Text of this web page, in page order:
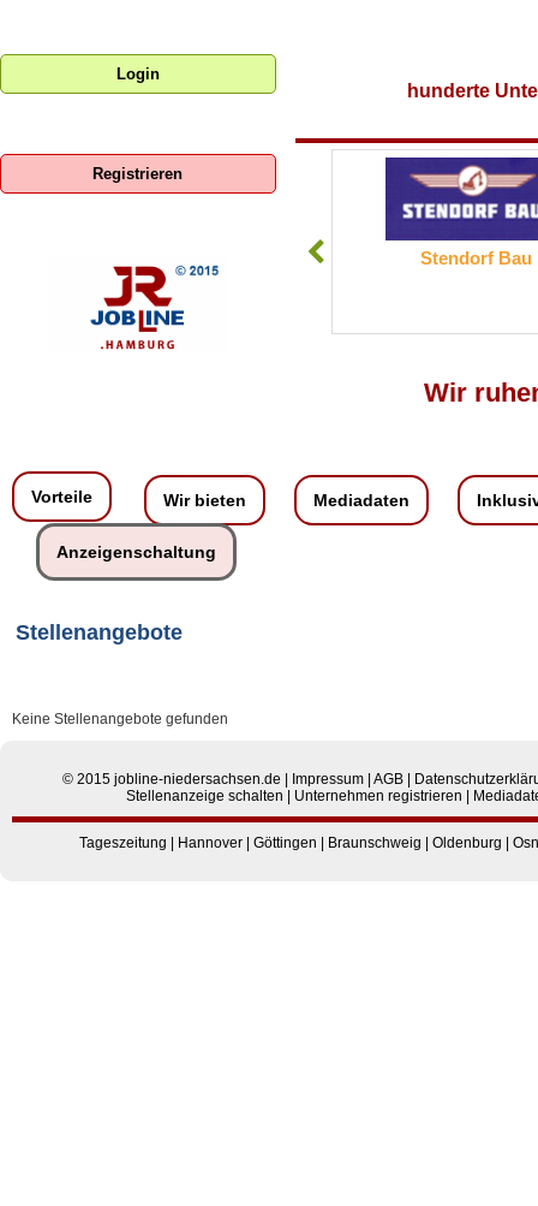
hunderte
Stendorf Bau
Wir
Login
Registrieren
Vorteile Wir bieten Mediadaten
Anzeigenschaltung
Stellenangebote
Keine Stellenangebote gefunden
© 2015 jobline-niedersachsen.de | Impressum | AGB |
Stellenanzeige schalten | Unternehmen registrieren |
Tageszeitung | Hannover | Göttingen | Braunschweig | Oldenburg |